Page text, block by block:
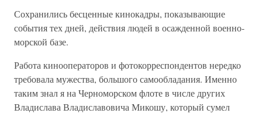
Сохранились бесценные кинокадры, показывающие
события тех дней, действия людей в осажденной военно-
морской базе.
Работа кинооператоров и фотокорреспондентов нередко
требовала мужества, большого самообладания. Именно
таким знал я на Черноморском флоте в числе других
Владислава Владиславовича Микошу, который сумел